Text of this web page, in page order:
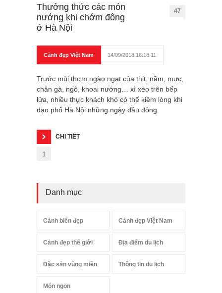
Thưởng thức các món
nướng khi chớm đông
ở Hà Nội
47
Cảnh đẹp Việt Nam 14/09/2018 16:18:11
Trước mùi thơm ngào ngạt của thịt, nầm, mực,
chân gà, ngô, khoai nướng… xì xèo trên bếp
lửa, nhiều thực khách khó có thể kiềm lòng khi
dạo phố Hà Nội những ngày đầu đông.
CHI TIẾT
1
Danh mục
Cảnh biển đẹp Cảnh đẹp Việt Nam
Cảnh đẹp thế giới Địa điểm du lịch
Đặc sản vùng miền Thông tin du lịch
Món ngon